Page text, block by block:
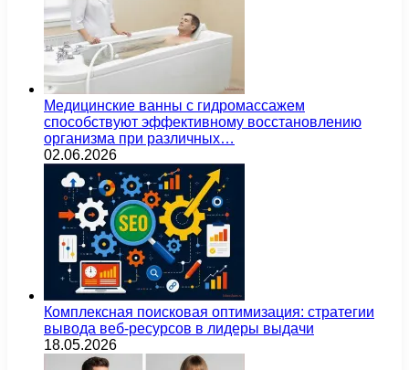
Медицинские ванны с гидромассажем
способствуют эффективному восстановлению
организма при различных…
02.06.2026
Комплексная поисковая оптимизация: стратегии
вывода веб-ресурсов в лидеры выдачи
18.05.2026